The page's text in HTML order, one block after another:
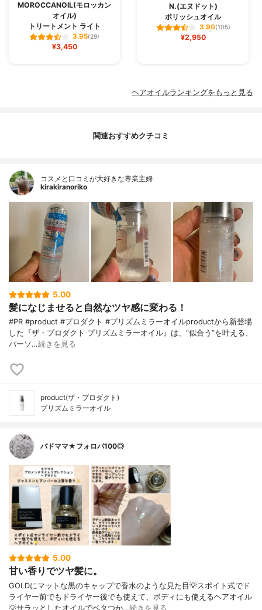
MOROCCANOIL(モロッカン
オイル)
トリートメント ライト
3.95(29)
¥3,450
N.(エヌドット)
ポリッシュオイル
3.90(105)
¥2,950
ヘアオイルランキングをもっと見る
関連おすすめクチコミ
コスメと口コミが大好きな専業主婦
kirakiranoriko
5.00
髪になじませると自然なツヤ感に変わる！
#PR #product #プロダクト #プリズムミラーオイルproductから新登場
した『ザ・プロダクト プリズムミラーオイル』は、“似合う”を叶える、
パーソ…続きを見る
product(ザ・プロダクト)
プリズムミラーオイル
バドママ★フォロバ100◎
5.00
甘い香りでツヤ髪に。
GOLDにマットな黒のキャップで香水のような見た目💡スポイト式でド
ライヤー前でもドライヤー後でも使えて、ボディにも使えるヘアオイル
💡サラッとしたオイルでベタつか…続きを見る